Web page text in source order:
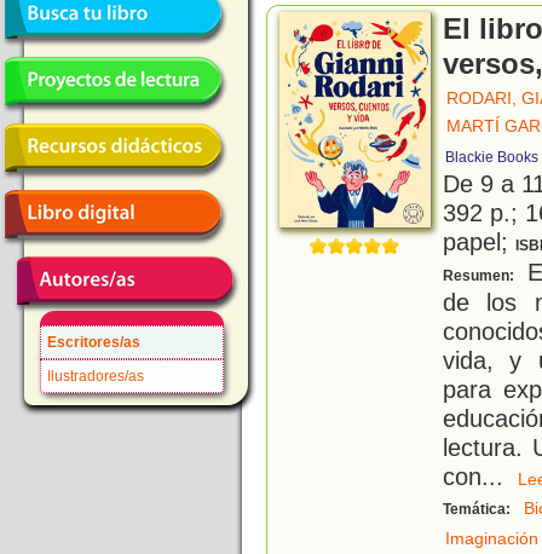
Escritores/as
Ilustradores/as
El
RODARI,
MARTÍ
Blackie Books
De 9 a
392 p.;
papel;
Resumen:
de los
vida, y
para
lectura.
con...
Temática:
Imaginación